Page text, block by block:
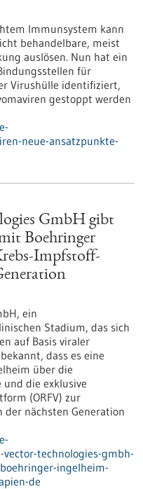
Immunsystem kann
behandelbare, meist
auslösen. Nun hat ein
für
Virushülle identifiziert,
gestoppt werden
neue-ansatzpunkte-
GmbH gibt
Boehringer
Impfstoff-
ein
Stadium, das sich
auf Basis viraler
dass es eine
über die
die exklusive
(ORFV) zur
nächsten Generation
technologies-gmbh-
ingelheim-
de